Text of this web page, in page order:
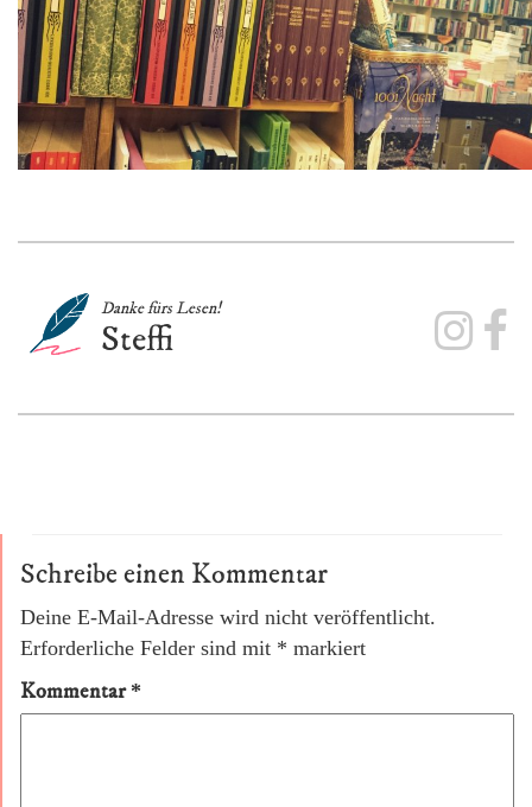
Danke fürs Lesen!
Steffi
Schreibe einen Kommentar
Deine E-Mail-Adresse wird nicht veröffentlicht.
Erforderliche Felder sind mit * markiert
Kommentar *